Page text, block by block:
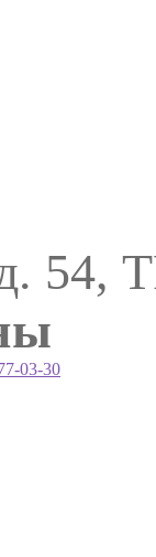
54,
03-30